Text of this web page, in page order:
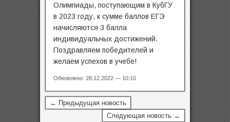
Олимпиады, поступающим в КубГУ
в 2023 году, к сумме баллов ЕГЭ
начисляются 3 балла
индивидуальных достижений.
Поздравляем победителей и
желаем успехов в учебе!
Обновлено: 28.12.2022 — 10:10
← Предыдущая новость
Следующая новость →